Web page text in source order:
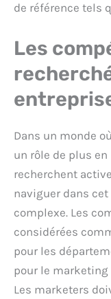
de référence tels
Les
Dans un monde
un rôle de plus
recherchent
naviguer dans
complexe. Les
considérées
pour les
pour le
Les marketers